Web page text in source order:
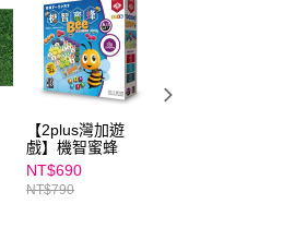
號之用戶狀況，依本公司
之情形，本公司將視審查
。若發現惡意使用之情
使用額度並採取法律行
【2plus灣加遊
戲】機智蜜蜂
NT$690
NT$790